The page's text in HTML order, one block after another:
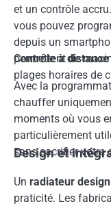
et un contrôle
vous pouvez
depuis un
permettent de
plages horaires de
Contrôle à
Avec la
chauffer
moments où vous
particulièrement
sans sacrifier votre
Design et
Un radiateur
praticité. Les